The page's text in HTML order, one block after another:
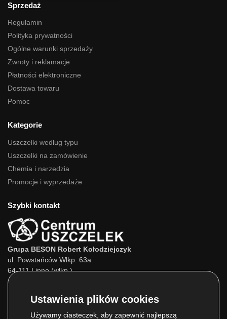
Sprzedaż
Regulamin
Polityka prywatności
Ogólne warunki sprzedaży
Zwroty i reklamacje
Płatności elektroniczne
Dostawa towaru
Pomoc
Kategorie
Uszczelki według typu
Uszczelki na zamówienie
Chemia i narzedzia
Promocje i wyprzedaże
Szybki kontakt
Grupa BESON Robert Kołodziejczyk
ul. Powstańców Wlkp. 63a
64-111 Lipno (wlkp.)
693 800 022
Używamy ciasteczek, aby zapewnić najlepszą